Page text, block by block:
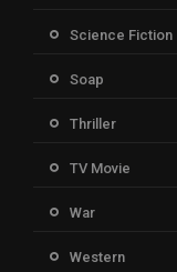
Science Fiction
Soap
Thriller
TV Movie
War
Western